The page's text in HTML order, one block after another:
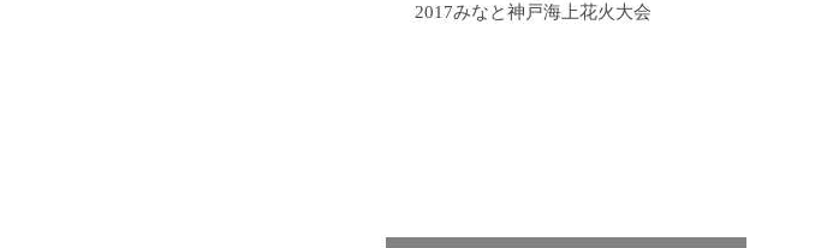
2017みなと神戸海上花火大会